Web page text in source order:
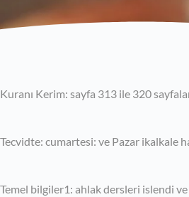
Kuranı Kerim: sayfa 313 ile 320
Tecvidte: cumartesi: ve Pazar ikalkale
Temel bilgiler1: ahlak dersleri islendi